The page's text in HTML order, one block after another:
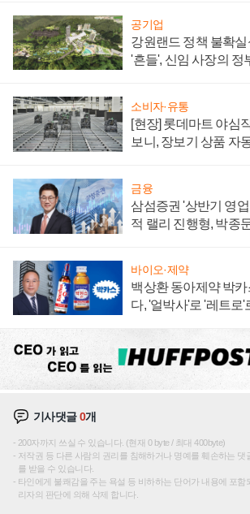
공기업
강원랜드 정책 불확
'흔들', 신임 사장의 정
소비자·유통
[현장] 롯데마트 야심
보니, 장보기 상품 자
금융
삼섬증권 '상반기 영
적 랠리 진행형, 박종
바이오·제약
백상환 동아제약 박
다, '얼박사'로 '레트로
기사댓글0개
200자까지 쓰실 수 있습니다. (현재 0 byte / 최대 400byte)
저작권 등 다른 사람의 권리를 침해하거나 명예를 훼손하는 댓
를 받을 수 있습니다.
타인에게 불쾌감을 주는 욕설 등 비하하는 단어가 내용에 포함
리자의 판단에 의해 삭제 합니다.